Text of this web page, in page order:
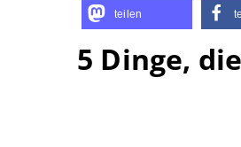
teilen
5 Dinge,